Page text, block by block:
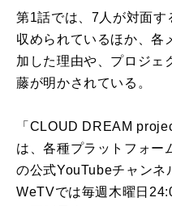
第1話では、7人が対面す
収められているほか、各
加した理由や、プロジェ
藤が明かされている。
「CLOUD DREAM
は、各種プラットフォー
の公式YouTubeチャンネ
WeTVでは毎週木曜日